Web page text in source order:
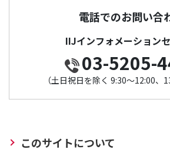
電話でのお問い合
IIJインフォメーション
03-5205-
（土日祝日を除く 9:30～12:00、
このサイトについて